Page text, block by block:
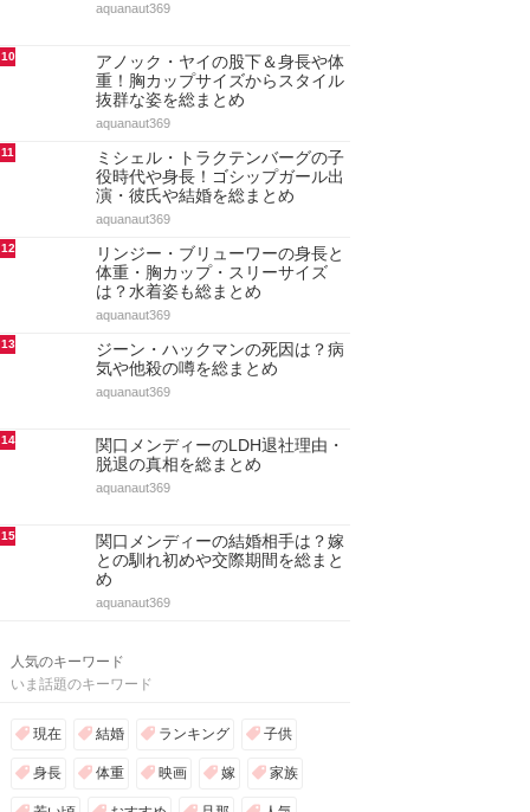
aquanaut369
10
アノック・ヤイの股下＆身長や体
重！胸カップサイズからスタイル
抜群な姿を総まとめ
aquanaut369
11
ミシェル・トラクテンバーグの子
役時代や身長！ゴシップガール出
演・彼氏や結婚を総まとめ
aquanaut369
12
リンジー・ブリューワーの身長と
体重・胸カップ・スリーサイズ
は？水着姿も総まとめ
aquanaut369
13
ジーン・ハックマンの死因は？病
気や他殺の噂を総まとめ
aquanaut369
14
関口メンディーのLDH退社理由・
脱退の真相を総まとめ
aquanaut369
15
関口メンディーの結婚相手は？嫁
との馴れ初めや交際期間を総まと
め
aquanaut369
人気のキーワード
いま話題のキーワード
現在 結婚 ランキング 子供
身長 体重 映画 嫁 家族